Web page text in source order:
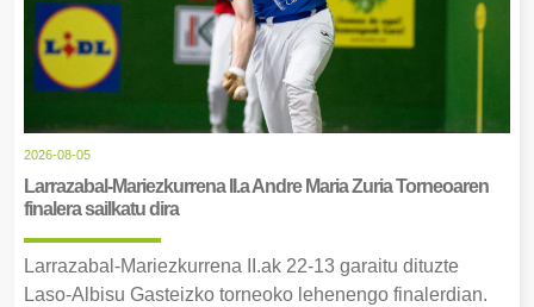
2026-08-05
Larrazabal-Mariezkurrena II.a Andre Maria Zuria Torneoaren
finalera sailkatu dira
Larrazabal-Mariezkurrena II.ak 22-13 garaitu dituzte
Laso-Albisu Gasteizko torneoko lehenengo finalerdian.